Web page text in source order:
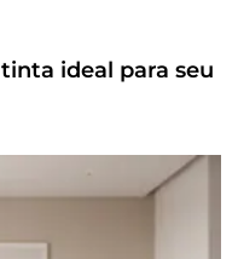
ideal para seu